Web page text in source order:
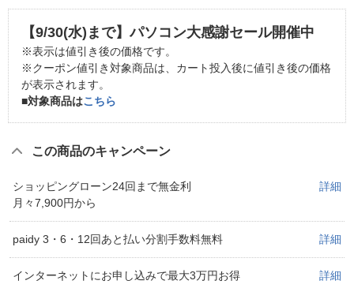
【9/30(水)まで】パソコン大感謝セール開催中
※表示は値引き後の価格です。
※クーポン値引き対象商品は、カート投入後に値引き後の価格
が表示されます。
■対象商品はこちら
この商品のキャンペーン
ショッピングローン24回まで無金利
月々7,900円から
詳細
paidy 3・6・12回あと払い分割手数料無料 詳細
インターネットにお申し込みで最大3万円お得 詳細